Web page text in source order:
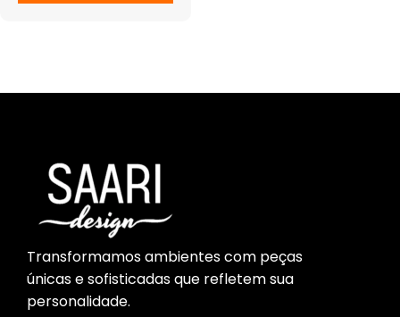
Transformamos ambientes com peças
únicas e sofisticadas que refletem sua
personalidade.